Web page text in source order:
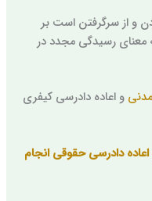
و از سرگرفتن است بر
معنای رسیدگی مجدد در
و اعاده دادرسی کیفری
دادرسی حقوقی انجام